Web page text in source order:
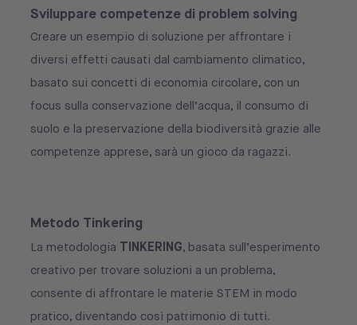
Sviluppare competenze di problem solving
Creare un esempio di soluzione per affrontare i
diversi effetti causati dal cambiamento climatico,
basato sui concetti di economia circolare, con un
focus sulla conservazione dell’acqua, il consumo di
suolo e la preservazione della biodiversità grazie alle
competenze apprese, sarà un gioco da ragazzi.
Metodo Tinkering
La metodologia TINKERING, basata sull’esperimento
creativo per trovare soluzioni a un problema,
consente di affrontare le materie STEM in modo
pratico, diventando così patrimonio di tutti.